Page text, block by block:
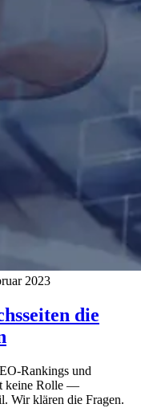
2023
die
Rankings und
keine Rolle —
Wir klären die Fragen.